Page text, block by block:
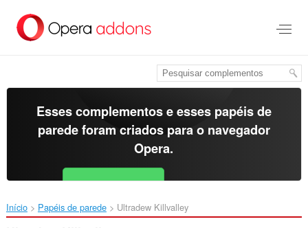
para
Esses complementos e esses papéis de
parede foram criados para o navegador
Opera.
Baixar o Opera Free for Android
Início Papéis de parede Ultradew Killvalley‎